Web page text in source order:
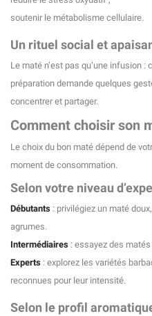
soutenir le métabolisme cellulaire.
Un rituel social et
Le maté n’est pas qu’une infusion :
préparation demande quelques
concentrer et partager.
Comment choisir son
Le choix du bon maté dépend de
moment de consommation.
Selon votre niveau
Débutants : privilégiez un maté
agrumes.
Intermédiaires : essayez des
Experts : explorez les variétés
reconnues pour leur intensité.
Selon le profil